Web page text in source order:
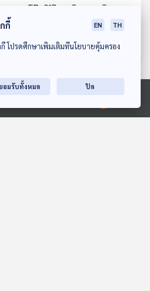
ารณะแห่งประเทศไทย
EP. 217: ชาติ ศาสนนิยม
กับดัก ความกลัว ความเป็น
กี้ EN TH
กี้ โปรดศึกษาเพิ่มเติมที่นโยบายคุ้มครอง
อมรับทั้งหมด ปิด